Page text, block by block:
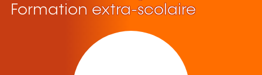
Formation extra-scolaire